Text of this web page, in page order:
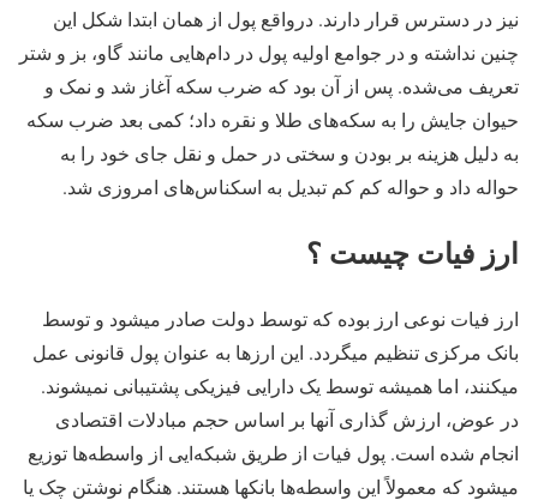
نیز در دسترس قرار دارند. درواقع پول از همان ابتدا شکل این
چنین نداشته و در جوامع اولیه پول در دام‌هایی مانند گاو، بز و شتر
تعریف می‌شده. پس از آن بود که ضرب سکه آغاز شد و نمک و
حیوان جایش را به سکه‌های طلا و نقره داد؛ کمی بعد ضرب سکه
به دلیل هزینه بر بودن و سختی در حمل و نقل جای خود را به
حواله داد و حواله کم کم تبدیل به اسکناس‌های امروزی شد.
ارز فیات چیست ؟
ارز فیات نوعی ارز بوده که توسط دولت صادر میشود و توسط
بانک مرکزی تنظیم میگردد. این ارزها به عنوان پول قانونی عمل
میکنند، اما همیشه توسط یک دارایی فیزیکی پشتیبانی نمیشوند.
در عوض، ارزش گذاری آنها بر اساس حجم مبادلات اقتصادی
انجام شده است. پول فیات از طریق شبکه‌ایی از واسطه‌ها توزیع
میشود که معمولاً این واسطه‌ها بانکها هستند. هنگام نوشتن چک یا